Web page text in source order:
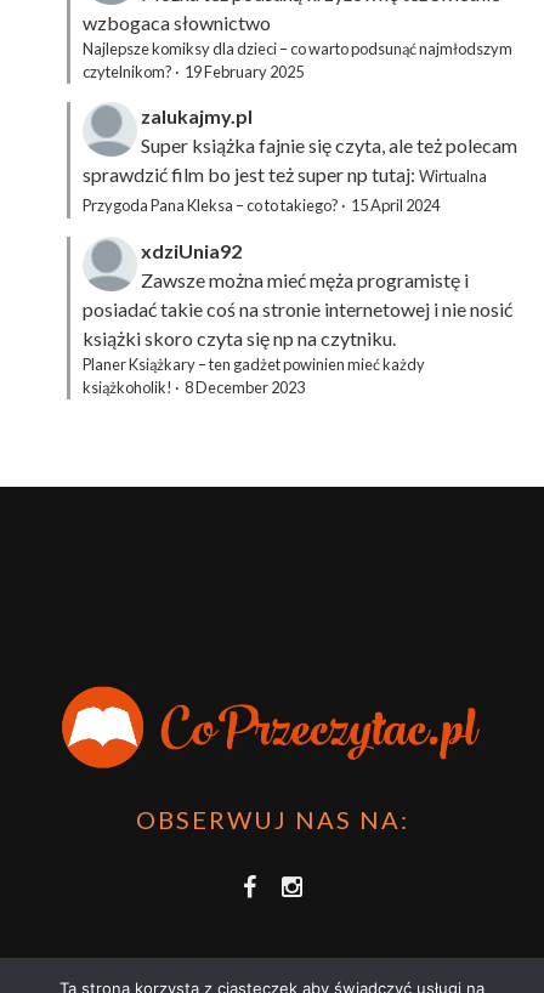
wzbogaca słownictwo
Najlepsze komiksy dla dzieci – co warto podsunąć najmłodszym
czytelnikom? · 19 February 2025
zalukajmy.pl
Super książka fajnie się czyta, ale też polecam
sprawdzić film bo jest też super np tutaj: Wirtualna
Przygoda Pana Kleksa – co to takiego? · 15 April 2024
xdziUnia92
Zawsze można mieć męża programistę i
posiadać takie coś na stronie internetowej i nie nosić
książki skoro czyta się np na czytniku.
Planer Książkary – ten gadżet powinien mieć każdy
książkoholik! · 8 December 2023
OBSERWUJ NAS NA:
Ta strona korzysta z ciasteczek aby świadczyć usługi na